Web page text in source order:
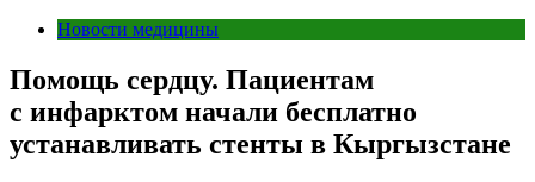
Новости медицины
Помощь сердцу. Пациентам
с инфарктом начали бесплатно
устанавливать стенты в Кыргызстане